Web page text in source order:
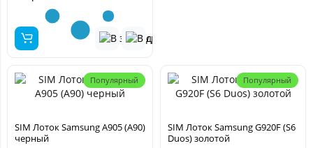
Популярный
SIM Лоток Samsung A905 (A90)
черный
Популярный
SIM Лоток Samsung G920F (S6
Duos) золотой